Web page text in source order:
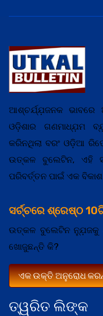
ତ୍ୱରିତ ଲିଙ୍କ
ଆଶ୍ଚର୍ଯ୍ଯ଼ଜନକ
ଓଡ଼ିଶାର ଗଣମାଧ୍ଯ଼ମ
କରିନଥିଲା ବରଂ ଓଡ଼ିଆ
ଉତ୍କଳ ବୁଲେଟିନ, ଏହି
ପରିବର୍ତ୍ତନ ପାଇଁ ଏକ ବିକାଶ |
ସର୍ଚ୍ଚରେ ଶ୍ରେଷ୍ଠ
ଉତ୍କଳ ବୁଲେଟିନ ନ୍ଯ଼ୁଜକୁ
ଖୋଜୁଛନ୍ତି କି?
ଏକ ଉକ୍ତି ଅନୁରୋଧ